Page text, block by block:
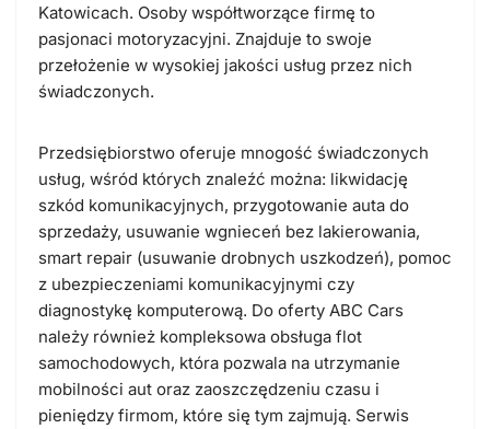
Katowicach. Osoby współtworzące firmę to
pasjonaci motoryzacyjni. Znajduje to swoje
przełożenie w wysokiej jakości usług przez nich
świadczonych.
Przedsiębiorstwo oferuje mnogość świadczonych
usług, wśród których znaleźć można: likwidację
szkód komunikacyjnych, przygotowanie auta do
sprzedaży, usuwanie wgnieceń bez lakierowania,
smart repair (usuwanie drobnych uszkodzeń), pomoc
z ubezpieczeniami komunikacyjnymi czy
diagnostykę komputerową. Do oferty ABC Cars
należy również kompleksowa obsługa flot
samochodowych, która pozwala na utrzymanie
mobilności aut oraz zaoszczędzeniu czasu i
pieniędzy firmom, które się tym zajmują. Serwis